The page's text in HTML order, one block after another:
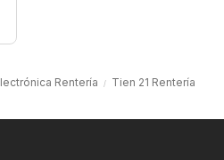
Rentería Tien 21 Rentería